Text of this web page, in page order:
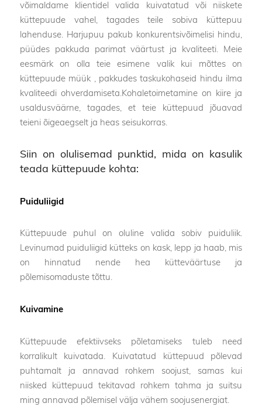
võimaldame klientidel valida kuivatatud või niiskete
küttepuude vahel, tagades teile sobiva küttepuu
lahenduse. Harjupuu pakub konkurentsivõimelisi hindu,
püüdes pakkuda parimat väärtust ja kvaliteeti. Meie
eesmärk on olla teie esimene valik kui mõttes on
küttepuude müük , pakkudes taskukohaseid hindu ilma
kvaliteedi ohverdamiseta.Kohaletoimetamine on kiire ja
usaldusväärne, tagades, et teie küttepuud jõuavad
teieni õigeaegselt ja heas seisukorras.
Siin on olulisemad punktid, mida on kasulik
teada küttepuude kohta:
Puiduliigid
Küttepuude puhul on oluline valida sobiv puiduliik.
Levinumad puiduliigid kütteks on kask, lepp ja haab, mis
on hinnatud nende hea kütteväärtuse ja
põlemisomaduste tõttu.
Kuivamine
Küttepuude efektiivseks põletamiseks tuleb need
korralikult kuivatada. Kuivatatud küttepuud põlevad
puhtamalt ja annavad rohkem soojust, samas kui
niisked küttepuud tekitavad rohkem tahma ja suitsu
ming annavad põlemisel välja vähem soojusenergiat.